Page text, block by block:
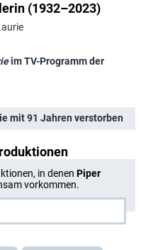
(1932–2023)
im TV-Programm der
mit 91 Jahren verstorben
in denen Piper
vorkommen.